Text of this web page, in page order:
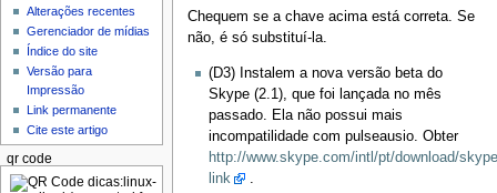
Chequem se a chave acima está correta. Se
não, é só substituí-la.
(D3) Instalem a nova versão beta do
Skype (2.1), que foi lançada no mês
passado. Ela não possui mais
incompatilidade com pulseausio. Obter
http://www.skype.com/intl/pt/download/
link
.
Alterações recentes
Gerenciador de mídias
Índice do site
Versão para
Impressão
Link permanente
Cite este artigo
qr code